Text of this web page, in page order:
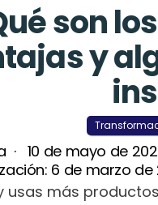
son
y
  ·
10 de mayo de
6 de marzo de
usas más productos